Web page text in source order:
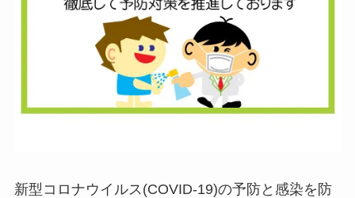
新型コロナウイルス(COVID-19)の予防と感染を防